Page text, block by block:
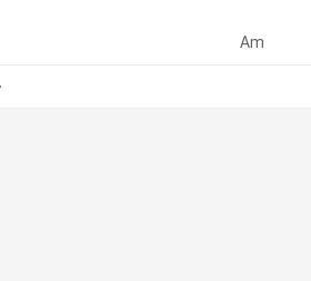
Am